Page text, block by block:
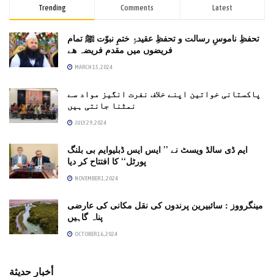
Trending Comments Latest
تحفظِ ناموسِ رسالت و تحفظِ عقیدۂِ ختمِ نبوّت ﷺ تمام
فریضوں میں مقدم فریضہ ھے
MARCH 15, 2024
پاکستانی خواتین اپنے خلاف نفرت انگیز مواد سے
نمٹنا جانتی ہیں
JULY 29, 2024
ایم ڈی سالڈ ویسٹ نے ’’ ایس ایس ڈبلیوایم بی بلنگ
پورٹل‘‘ کا افتتاح کر دیا
NOVEMBER 1, 2024
مینگرووز : سائبیرین پرندوں کی نقل مکانی کی عارضی
پناہ گاہیں
OCTOBER 16, 2024
أخبار حديثة